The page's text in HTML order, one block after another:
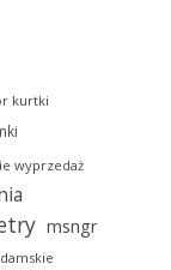
kurtki
wyprzedaż
msngr